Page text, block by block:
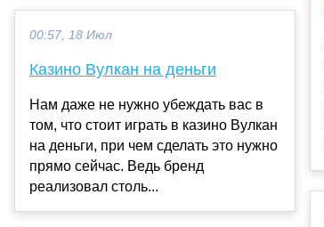
00:57, 18 Июл
Казино Вулкан на деньги
Нам даже не нужно убеждать вас в
том, что стоит играть в казино Вулкан
на деньги, при чем сделать это нужно
прямо сейчас. Ведь бренд
реализовал столь...